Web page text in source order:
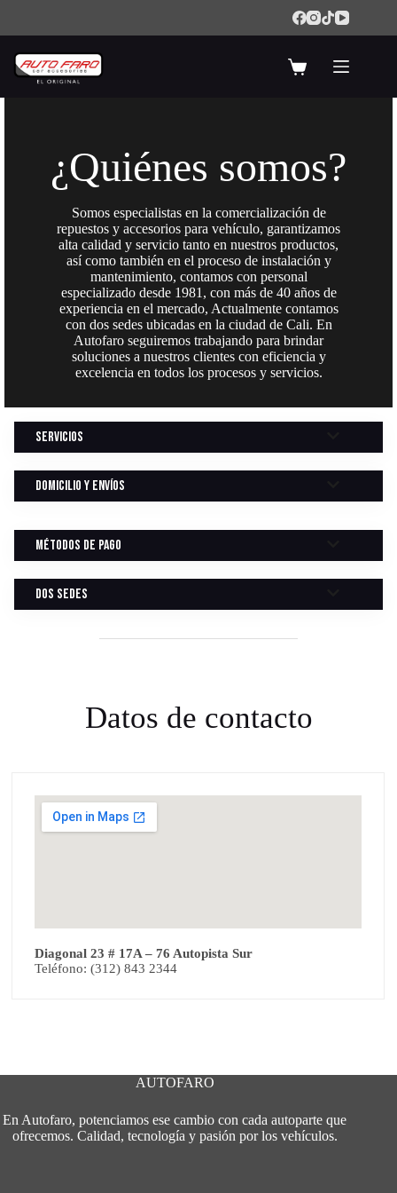
contenido
Carro
¿Quiénes somos?
Somos especialistas en la comercialización de
repuestos y accesorios para vehículo, garantizamos
alta calidad y servicio tanto en nuestros productos,
así como también en el proceso de instalación y
mantenimiento, contamos con personal
especializado desde 1981, con más de 40 años de
experiencia en el mercado, Actualmente contamos
con dos sedes ubicadas en la ciudad de Cali. En
Autofaro seguiremos trabajando para brindar
soluciones a nuestros clientes con eficiencia y
excelencia en todos los procesos y servicios.
Servicios
Domicilio y Envíos
Métodos de Pago
Dos Sedes
Datos de contacto
Diagonal 23 # 17A – 76 Autopista Sur
Teléfono: (312) 843 2344
AUTOFARO
En Autofaro, potenciamos ese cambio con cada autoparte que
ofrecemos. Calidad, tecnología y pasión por los vehículos.